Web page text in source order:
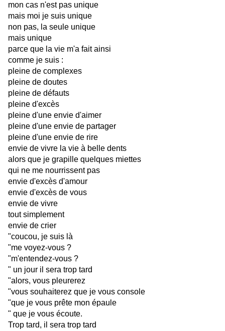
mon cas n'est pas unique
mais moi je suis unique
non pas, la seule unique
mais unique
parce que la vie m'a fait ainsi
comme je suis :
pleine de complexes
pleine de doutes
pleine de défauts
pleine d'excès
pleine d'une envie d'aimer
pleine d'une envie de partager
pleine d'une envie de rire
envie de vivre la vie à belle dents
alors que je grapille quelques miettes
qui ne me nourrissent pas
envie d'excès d'amour
envie d'excès de vous
envie de vivre
tout simplement
envie de crier
"coucou, je suis là
"me voyez-vous ?
"m'entendez-vous ?
" un jour il sera trop tard
"alors, vous pleurerez
"vous souhaiterez que je vous console
"que je vous prête mon épaule
" que je vous écoute.
Trop tard, il sera trop tard